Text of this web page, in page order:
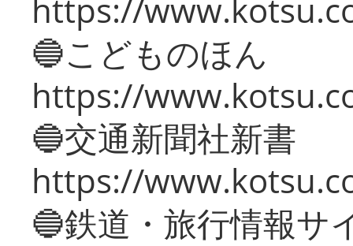
https://
🔵こどものほん
https://
🔵交通新聞社新書
https://
🔵鉄道・旅行情報サ